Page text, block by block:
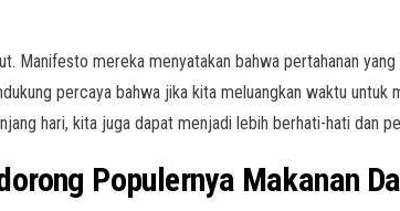
Manifesto mereka menyatakan bahwa pertahanan
percaya bahwa jika kita meluangkan waktu untuk
hari, kita juga dapat menjadi lebih berhati-hati dan
Populernya Makanan